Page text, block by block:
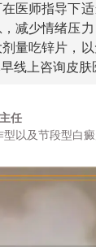
医师指导下
减少情绪压
量吃锌片，
线上咨询皮肤
任
以及节段型白癜